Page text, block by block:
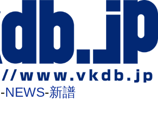
-NEWS-新譜